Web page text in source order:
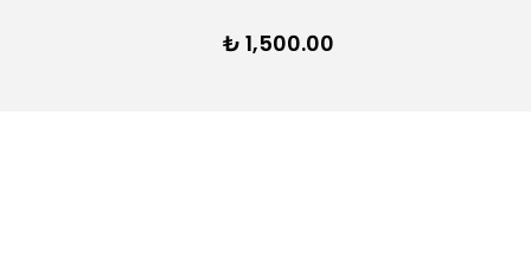
₺ 1,500.00